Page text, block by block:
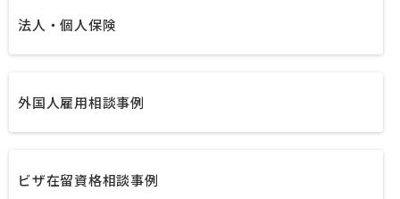
法人・個人保険
外国人雇用相談事例
ビザ在留資格相談事例